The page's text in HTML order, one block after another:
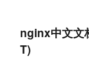
幸福日记
nginx中文
T)